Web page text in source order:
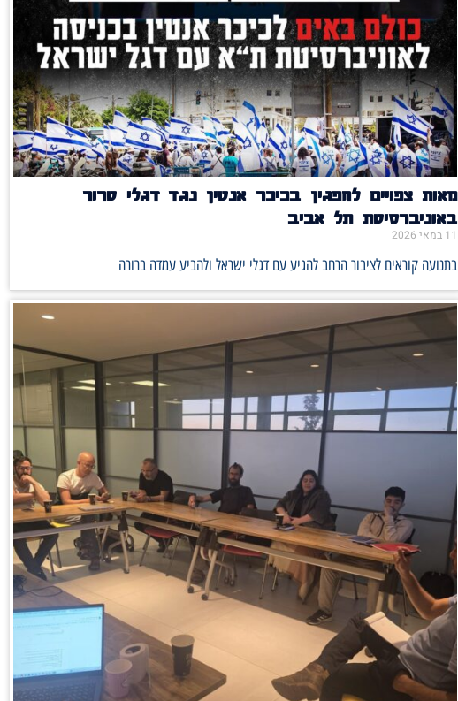
מאות צפויים להפגין בכיכר אנטין נגד דגלי טרור
באוניברסיטת תל אביב
11 במאי 2026
בתנועה קוראים לציבור הרחב להגיע עם דגלי ישראל ולהביע עמדה ברורה